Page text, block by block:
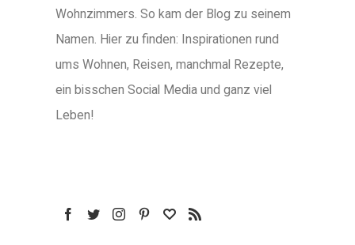
Wohnzimmers. So kam der Blog zu seinem
Namen. Hier zu finden: Inspirationen rund
ums Wohnen, Reisen, manchmal Rezepte,
ein bisschen Social Media und ganz viel
Leben!